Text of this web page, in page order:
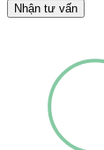
Nhận tư vấn